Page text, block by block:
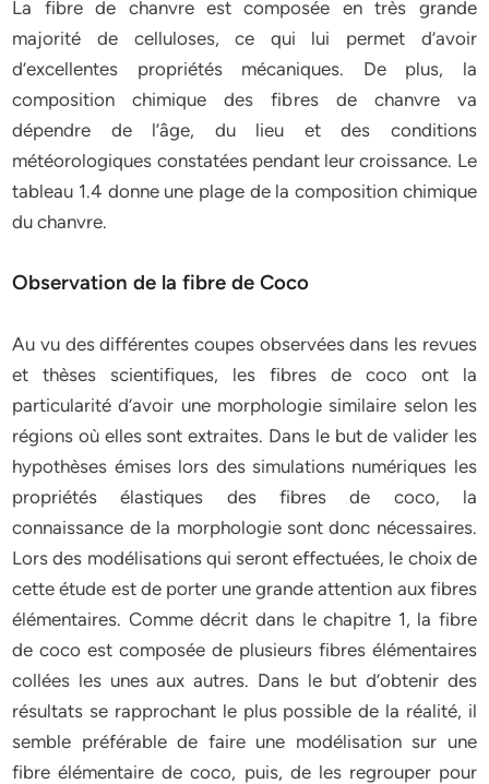
La fibre de chanvre est composée en très grande
majorité de celluloses, ce qui lui permet d’avoir
d’excellentes propriétés mécaniques. De plus, la
composition chimique des fibres de chanvre va
dépendre de l’âge, du lieu et des conditions
météorologiques constatées pendant leur croissance. Le
tableau 1.4 donne une plage de la composition chimique
du chanvre.
Observation de la fibre de Coco
Au vu des différentes coupes observées dans les revues
et thèses scientifiques, les fibres de coco ont la
particularité d’avoir une morphologie similaire selon les
régions où elles sont extraites. Dans le but de valider les
hypothèses émises lors des simulations numériques les
propriétés élastiques des fibres de coco, la
connaissance de la morphologie sont donc nécessaires.
Lors des modélisations qui seront effectuées, le choix de
cette étude est de porter une grande attention aux fibres
élémentaires. Comme décrit dans le chapitre 1, la fibre
de coco est composée de plusieurs fibres élémentaires
collées les unes aux autres. Dans le but d’obtenir des
résultats se rapprochant le plus possible de la réalité, il
semble préférable de faire une modélisation sur une
fibre élémentaire de coco, puis, de les regrouper pour